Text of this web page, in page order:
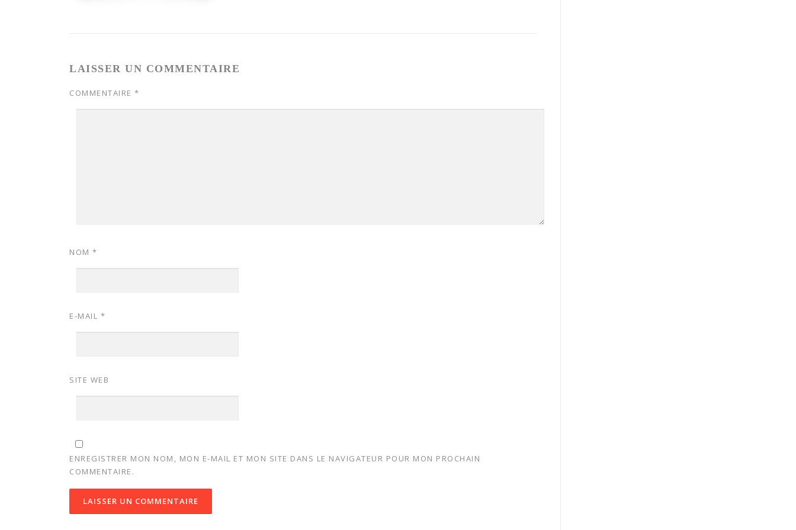
LAISSER UN COMMENTAIRE
COMMENTAIRE *
NOM *
E-MAIL *
SITE WEB
ENREGISTRER MON NOM, MON E-MAIL ET MON SITE DANS LE NAVIGATEUR POUR MON PROCHAIN
COMMENTAIRE.